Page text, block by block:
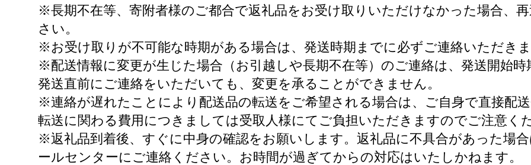
※長期不在等、寄附者様のご都合で返礼品をお受け取りいただけなかった場合、
さい。
※お受け取りが不可能な時期がある場合は、発送時期までに必ずご連絡いただき
※配送情報に変更が生じた場合（お引越しや長期不在等）のご連絡は、発送開始
発送直前にご連絡をいただいても、変更を承ることができません。
※連絡が遅れたことにより配送品の転送をご希望される場合は、ご自身で直接配
転送に関わる費用につきましては受取人様にてご負担いただきますのでご注意く
※返礼品到着後、すぐに中身の確認をお願いします。返礼品に不具合があった場
ールセンターにご連絡ください。お時間が過ぎてからの対応はいたしかねます。